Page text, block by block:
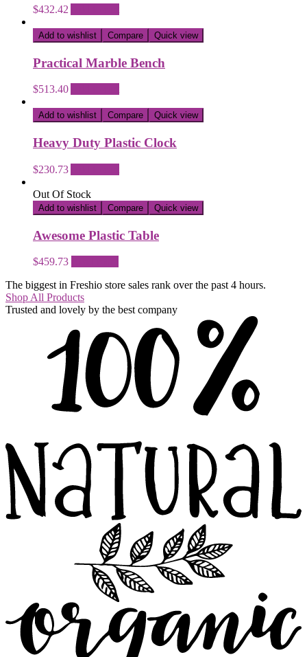
$432.42
Add to wishlist Compare Quick view
Practical Marble Bench
$513.40
Add to wishlist Compare Quick view
Heavy Duty Plastic Clock
$230.73
Out Of Stock
Add to wishlist Compare Quick view
Awesome Plastic Table
$459.73
The biggest in Freshio store sales rank over the past 4 hours.
Shop All Products
Trusted and lovely by the best company